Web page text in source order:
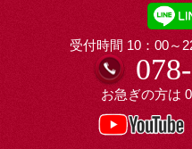
受付時間 10：00～
お急ぎの方は